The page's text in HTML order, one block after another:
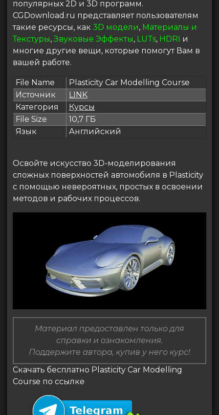
популярных 2D и 3D программ.
CGDownload.ru представляет пользователям
такие ресурсы, как 3D модели, Материалы и
Текстуры,Звуковые Эффекты, LUTs, HDRI и
многие другие вещи, которые помогут Вам в
вашей работе.
File Name
Plasticity Car Modelling Course
Источник
LINK
Категория
Курсы
File Size
10,7 ГБ
Язык
Английский
Освойте искусство 3D-моделирования
сложных поверхностей автомобиля в Plasticity
с помощью невероятных, простых в освоении
методов и рабочих процессов.
Материал предоставлен только для
справки и ознакомления.
Поддержите автора, купив у него курс!
Скачать бесплатно Plasticity Car Modelling
Course по ссылке